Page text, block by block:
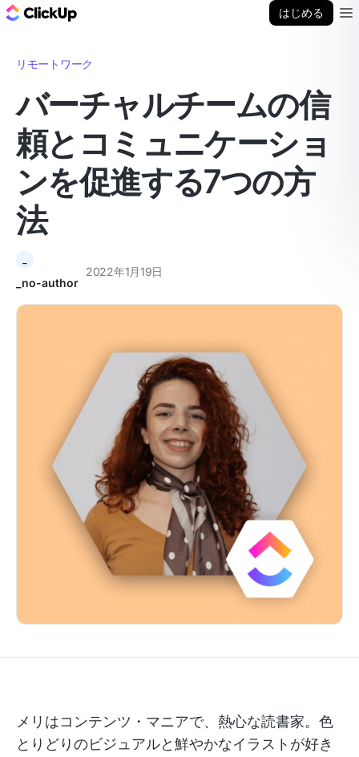
はじめる
リモートワーク
バーチャルチームの信
頼とコミュニケーショ
ンを促進する7つの方
法
_no-author
2022年1月19日
メリはコンテンツ・マニアで、熱心な読書家。色
とりどりのビジュアルと鮮やかなイラストが好き